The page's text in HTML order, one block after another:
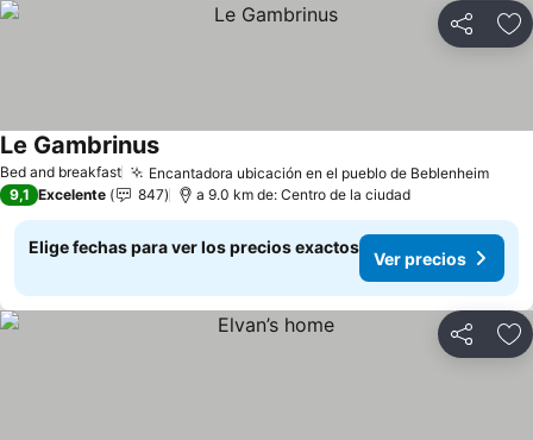
Compartir
Bed and breakfast Encantadora ubicación en el pueblo de Beblenheim
Le Gambrinus
9,1 Excelente 847 a 9.0 km de: Centro de la ciudad
Elige fechas para ver los precios exactos
Ver precios
Compartir